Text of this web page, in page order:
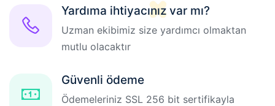
Yardıma ihtiyacınız var mı?
Uzman ekibimiz size yardımcı olmaktan
mutlu olacaktır
Güvenli ödeme
Ödemeleriniz SSL 256 bit sertifikayla